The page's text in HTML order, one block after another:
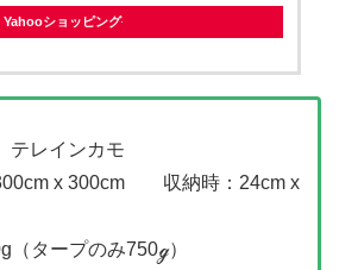
Yahooショッピング
テレインカモ
x 300cm 収納時：24cm x
タープのみ750ℊ）